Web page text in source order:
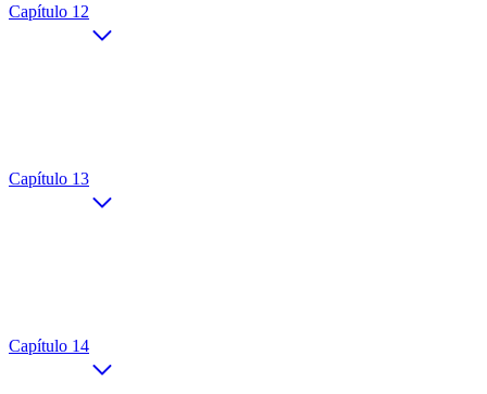
Capítulo 12
Capítulo 13
Capítulo 14